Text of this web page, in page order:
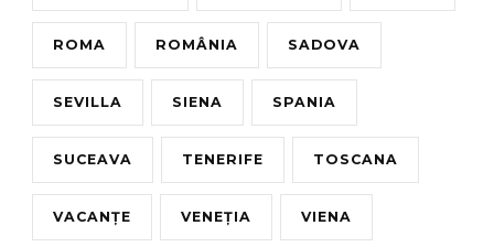
ROMA ROMÂNIA SADOVA
SEVILLA SIENA SPANIA
SUCEAVA TENERIFE TOSCANA
VACANȚE VENEȚIA VIENA